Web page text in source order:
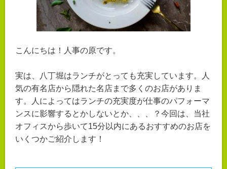
こんにちは！人事の原です。
実は、八丁堀はランチがとっても充実しています。人
気の有名店から隠れた名店まで多くのお店がありま
す。
人によってはランチの充実度が仕事のパフォーマ
ンスに影響するとかしないとか、、、？ 今回は、当社
オフィスから歩いて15分以内にあるおすすめのお店を
いくつかご紹介します！